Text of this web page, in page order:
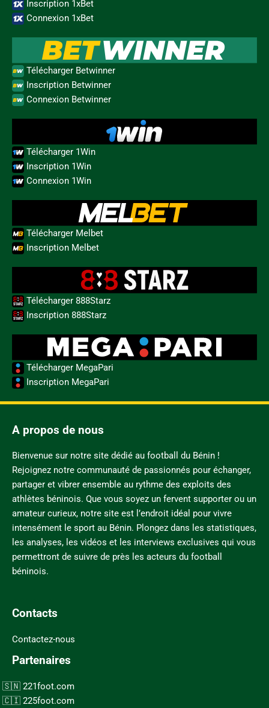
Inscription 1xBet
Connexion 1xBet
Télécharger Betwinner
Inscription Betwinner
Connexion Betwinner
Télécharger 1Win
Inscription 1Win
Connexion 1Win
Télécharger Melbet
Inscription Melbet
Télécharger 888Starz
Inscription 888Starz
Télécharger MegaPari
Inscription MegaPari
A propos de nous
Bienvenue sur notre site dédié au football du Bénin !
Rejoignez notre communauté de passionnés pour échanger,
partager et vibrer ensemble au rythme des exploits des
athlètes béninois. Que vous soyez un fervent supporter ou un
amateur curieux, notre site est l’endroit idéal pour vivre
intensément le sport au Bénin. Plongez dans les statistiques,
les analyses, les vidéos et les interviews exclusives qui vous
permettront de suivre de près les acteurs du football
béninois.
Contacts
Contactez-nous
Partenaires
221foot.com
225foot.com